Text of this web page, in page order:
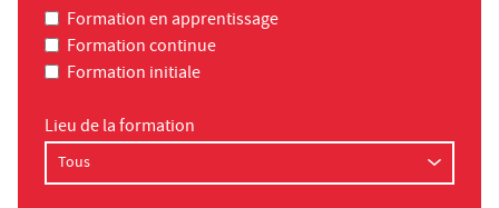
Formation en apprentissage
Formation continue
Formation initiale
Lieu de la formation